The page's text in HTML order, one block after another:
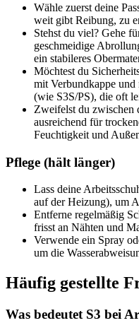
Wähle zuerst deine
weit gibt Reibung, zu
Stehst du viel? Gehe
geschmeidige
ein stabileres
Möchtest du
mit Verbundkappe
(wie S3S/PS), die oft
Zweifelst du zwischen
ausreichend für
Feuchtigkeit und
Pflege (hält länger)
Lass deine
auf der Heizung), um
Entferne regelmäßig
frisst an Nähten und
Verwende ein Spray
um die
Häufig gestellte
Was bedeutet S3 bei